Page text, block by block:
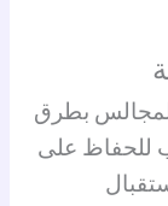
بطرق
للحفاظ على